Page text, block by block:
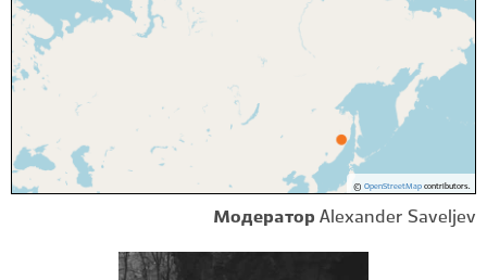
© OpenStreetMapcontributors.
Модератор Alexander Saveljev